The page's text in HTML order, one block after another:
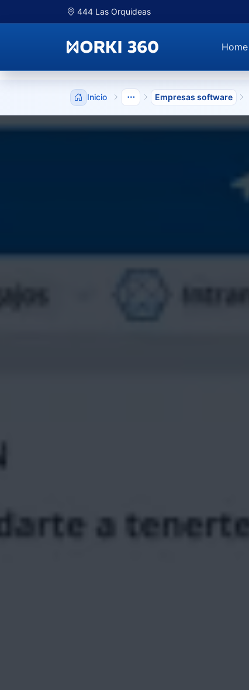
444 Las Orquideas
Home
Inicio Mostrar niveles anteriores
Empresas software